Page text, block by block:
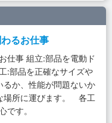
るお仕事
仕事 組立:部品を電動ド
:部品を正確なサイズや
か、性能が問題ないか
場所に運びます。 各工
です。